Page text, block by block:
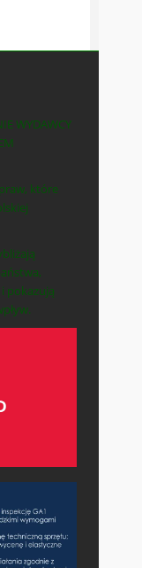
WYDAWCY
które
pokazują